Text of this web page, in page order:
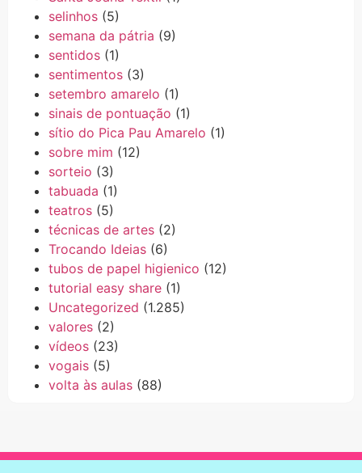
selinhos (5)
semana da pátria (9)
sentidos (1)
sentimentos (3)
setembro amarelo (1)
sinais de pontuação (1)
sítio do Pica Pau Amarelo (1)
sobre mim (12)
sorteio (3)
tabuada (1)
teatros (5)
técnicas de artes (2)
Trocando Ideias (6)
tubos de papel higienico (12)
tutorial easy share (1)
Uncategorized (1.285)
valores (2)
vídeos (23)
vogais (5)
volta às aulas (88)